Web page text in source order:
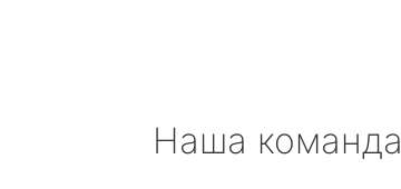
Наша команда